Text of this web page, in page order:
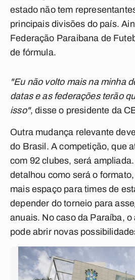
estado não tem
principais divisões do país.
Federação Paraibana de
de fórmula.
"Eu não volto mais na minha
datas e as federações terão
isso", disse o presidente da
Outra mudança relevante
do Brasil. A competição, que
com 92 clubes, será
detalhou como será o
mais espaço para times de
depender do torneio para
anuais. No caso da Paraíba,
pode abrir novas